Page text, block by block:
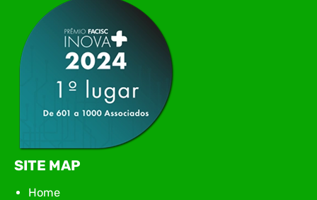
encontro aconteceu em Rio…
SITE MAP
Home